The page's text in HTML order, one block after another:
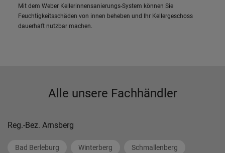
Mit dem Weber Kellerinnensanierungs-System können Sie
Feuchtigkeitsschäden von innen beheben und Ihr Kellergeschoss
dauerhaft nutzbar machen.
Alle unsere Fachhändler
Reg.-Bez. Arnsberg
Bad Berleburg Winterberg Schmallenberg